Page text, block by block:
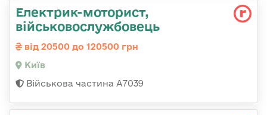
Електрик-моторист,
військовослужбовець
від 20500 до 120500 грн
Київ
Військова частина А7039